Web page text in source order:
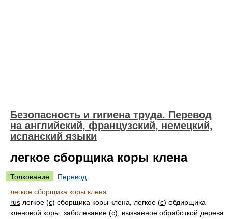
Безопасность и гигиена труда. Перевод
на английский, французский, немецкий,
испанский языки
легкое сборщика коры клена
Толкование
Перевод
легкое сборщика коры клена
rus легкое (с) сборщика коры клена, легкое (с) обдирщика
кленовой коры; заболевание (с), вызванное обработкой дерева